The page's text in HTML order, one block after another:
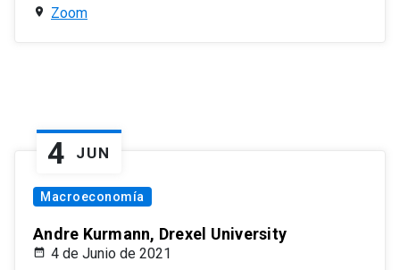
Zoom
4 JUN
Macroeconomía
Andre Kurmann, Drexel University
4 de Junio de 2021